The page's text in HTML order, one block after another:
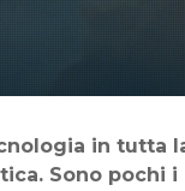
Sono pochi